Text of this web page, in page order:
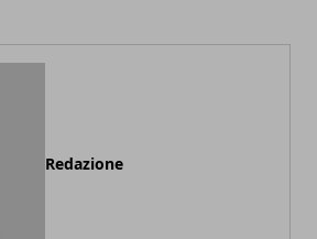
Redazione